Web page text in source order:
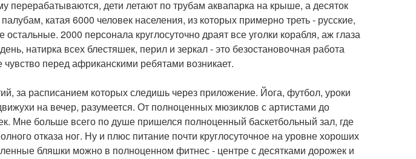
перерабатываются, дети летают по трубам аквапарка на крыше, а десяток
катая 6000 человек населения, из которых примерно треть - русские,
остальные. 2000 персонала круглосуточно драят все уголки корабля, аж глаза
натирка всех блестяшек, перил и зеркал - это безостановочная работа
перед африканскими ребятами возникает.
за расписанием которых следишь через приложение. Йога, футбол, уроки
на вечер, разумеется. От полноценных мюзиклов с артистами до
Мне больше всего по душе пришелся полноценный баскетбольный зал, где
отказа ног. Ну и плюс питание почти круглосуточное на уровне хороших
бляшки можно в полноценном фитнес - центре с десятками дорожек и